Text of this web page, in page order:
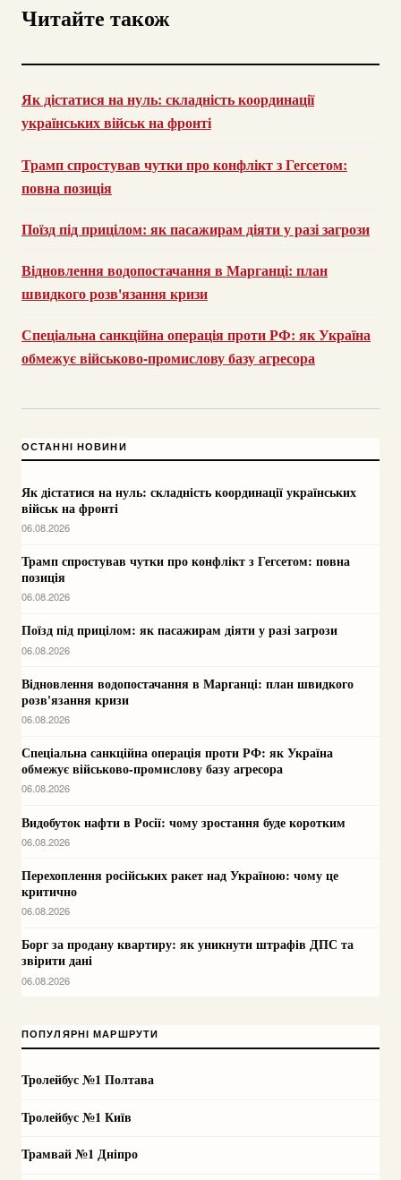
Читайте також
Як дістатися на нуль: складність координації
українських військ на фронті
Трамп спростував чутки про конфлікт з Гегсетом:
повна позиція
Поїзд під прицілом: як пасажирам діяти у разі загрози
Відновлення водопостачання в Марганці: план
швидкого розв'язання кризи
Спеціальна санкційна операція проти РФ: як Україна
обмежує військово-промислову базу агресора
ОСТАННІ НОВИНИ
Як дістатися на нуль: складність координації українських
військ на фронті
06.08.2026
Трамп спростував чутки про конфлікт з Гегсетом: повна
позиція
06.08.2026
Поїзд під прицілом: як пасажирам діяти у разі загрози
06.08.2026
Відновлення водопостачання в Марганці: план швидкого
розв'язання кризи
06.08.2026
Спеціальна санкційна операція проти РФ: як Україна
обмежує військово-промислову базу агресора
06.08.2026
Видобуток нафти в Росії: чому зростання буде коротким
06.08.2026
Перехоплення російських ракет над Україною: чому це
критично
06.08.2026
Борг за продану квартиру: як уникнути штрафів ДПС та
звірити дані
06.08.2026
ПОПУЛЯРНІ МАРШРУТИ
Тролейбус №1 Полтава
Тролейбус №1 Київ
Трамвай №1 Дніпро